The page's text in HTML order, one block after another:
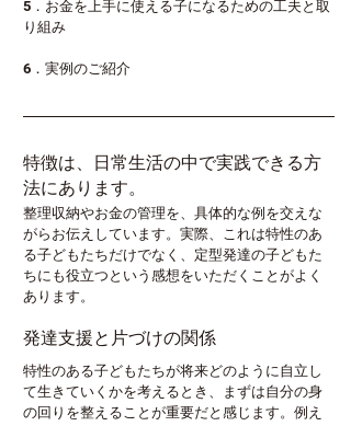
5．お金を上手に使える子になるための工夫と取
り組み
6．実例のご紹介
特徴は、日常生活の中で実践できる方
法にあります。
整理収納やお金の管理を、具体的な例を交えな
がらお伝えしています。実際、これは特性のあ
る子どもたちだけでなく、定型発達の子どもた
ちにも役立つという感想をいただくことがよく
あります。
発達支援と片づけの関係
特性のある子どもたちが将来どのように自立し
て生きていくかを考えるとき、まずは自分の身
の回りを整えることが重要だと感じます。例え